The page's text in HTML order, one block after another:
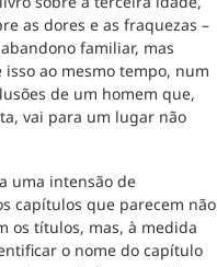
as dores e as fraquezas –
familiar, mas
ao mesmo tempo, num
de um homem que,
vai para um lugar não
uma intensão de
capítulos que parecem não
os títulos, mas, à medida
o nome do capítulo